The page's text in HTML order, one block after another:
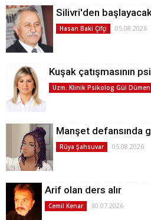
Silivri'den
Hasan Baki Çifçi 05.08.2026
Kuşak çatışmasının
Uzm. Klinik Psikolog Gül Dümen
Manşet defansında
Rüya Şahsuvar 05.08.2026
Arif olan ders alır
Cemil Kenar 30.07.2026